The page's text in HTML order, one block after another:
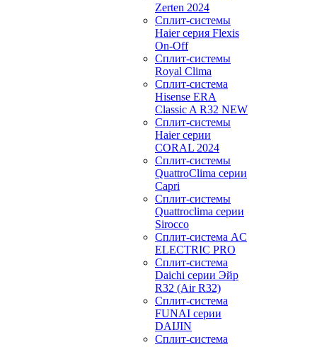
Zerten 2024
Сплит-системы
Haier серия Flexis
On-Off
Сплит-системы
Royal Clima
Сплит-система
Hisense ERA
Classic A R32 NEW
Сплит-системы
Haier cерии
CORAL 2024
Сплит-системы
QuattroClima серии
Capri
Сплит-системы
Quattroclima серии
Sirocco
Сплит-система AC
ELECTRIC PRO
Сплит-система
Daichi серии Эйр
R32 (Air R32)
Сплит-система
FUNAI серии
DAIJIN
Сплит-система